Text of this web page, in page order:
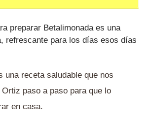
preparar Betalimonada es una
refrescante para los días esos días
una receta saludable que nos
paso a paso para que lo
en casa.